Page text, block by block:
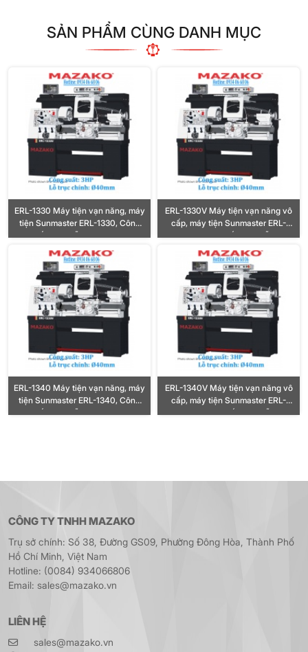
SẢN PHẨM CÙNG DANH MỤC
ERL-1330 Máy tiện vạn năng, máy
tiện Sunmaster ERL-1330, Công
suất 3HP, Lỗ trục Ø40mm
ERL-1330V Máy tiện vạn năng vô
cấp, máy tiện Sunmaster ERL-
1330V, Công suất 3HP, Lỗ trục
Ø40mm
ERL-1340 Máy tiện vạn năng, máy
tiện Sunmaster ERL-1340, Công
suất 3HP, Lỗ trục Ø40mm
ERL-1340V Máy tiện vạn năng vô
cấp, máy tiện Sunmaster ERL-
1340V, Công suất 3HP, Lỗ trục
CÔNG TY TNHH MAZAKO
Trụ sở chính: Số 38, Đường GS09, Phường Đông Hòa, Thành Phố
Hồ Chí Minh, Việt Nam
Hotline: (0084) 934066806
Email: sales@mazako.vn
LIÊN HỆ
sales@mazako.vn